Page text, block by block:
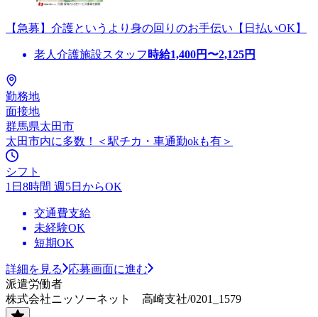
【急募】介護というより身の回りのお手伝い【日払いOK】
老人介護施設スタッフ 時給1,400円〜2,125円
勤務地
面接地
群馬県太田市
太田市内に多数！＜駅チカ・車通勤okも有＞
シフト
1日8時間 週5日からOK
交通費支給
未経験OK
短期OK
詳細を見る
応募画面に進む
派遣労働者
株式会社ニッソーネット 高崎支社/0201_1579